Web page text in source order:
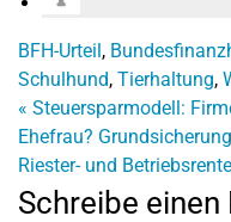
BFH-Urteil,
Schulhund, Tierhaltung,
« Steuersparmodell:
Ehefrau?
Riester- und
Schreibe